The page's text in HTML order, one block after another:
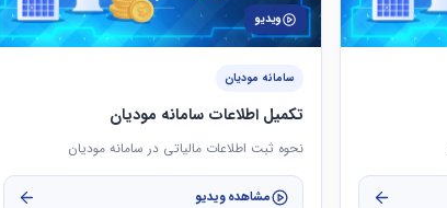
ویدیو
سامانه مودیان
تکمیل اطلاعات سامانه مودیان
نحوه ثبت اطلاعات مالیاتی در سامانه مودیان
مشاهده ویدیو